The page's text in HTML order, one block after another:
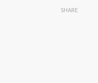
SHARE